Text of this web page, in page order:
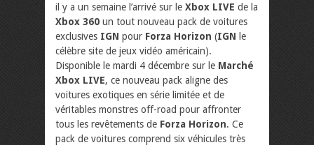
il y a un semaine l’arrivé sur le Xbox LIVE de la
Xbox 360 un tout nouveau pack de voitures
exclusives IGN pour Forza Horizon (IGN le
célèbre site de jeux vidéo américain).
Disponible le mardi 4 décembre sur le Marché
Xbox LIVE, ce nouveau pack aligne des
voitures exotiques en série limitée et de
véritables monstres off-road pour affronter
tous les revêtements de Forza Horizon. Ce
pack de voitures comprend six véhicules très